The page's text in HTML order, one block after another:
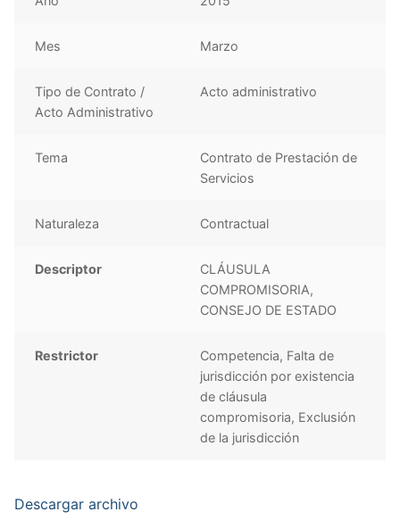
Mes Marzo
Tipo de Contrato /
Acto Administrativo
Acto administrativo
Tema
Contrato de Prestación de
Servicios
Naturaleza Contractual
Descriptor
CLÁUSULA
COMPROMISORIA,
CONSEJO DE ESTADO
Restrictor
Competencia, Falta de
jurisdicción por existencia
de cláusula
compromisoria, Exclusión
de la jurisdicción
Descargar archivo